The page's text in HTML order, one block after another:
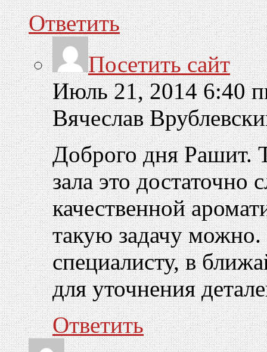
Ответить
Посетить сайт
Июль 21, 2014 6:40
Вячеслав
Доброго дня Рашит.
зала это достаточно
качественной
такую задачу
специалисту, в
для уточнения
Ответить